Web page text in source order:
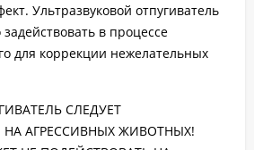
Ультразвуковой отпугиватель
в процессе
для коррекции нежелательных
СЛЕДУЕТ
АГРЕССИВНЫХ ЖИВОТНЫХ!